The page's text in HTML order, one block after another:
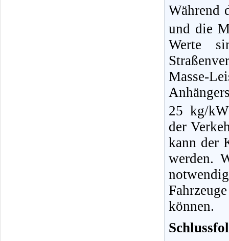
Während
und die
Werte
Masse-
25 kg/
der
kann der
werden.
können.